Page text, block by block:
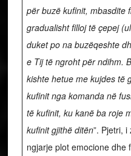
për buzë kufinit, mbasdite
gradualisht filloj të çepej
duket po na buzëqeshte
e Tij të ngroht për ndihm.
kishte hetue me kujdes të
kufinit nga komanda në
të kufinit, ku kanë ba roje
kufinit gjithë ditën”. Pjetri,
ngjarje plot emocione dhe